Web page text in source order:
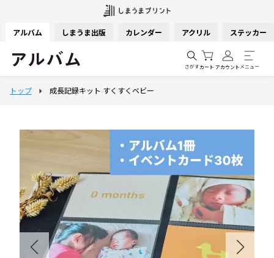
アルバム しまうま出版 カレンダー アクリル ステッカー
さがすカート アカウント メニュー